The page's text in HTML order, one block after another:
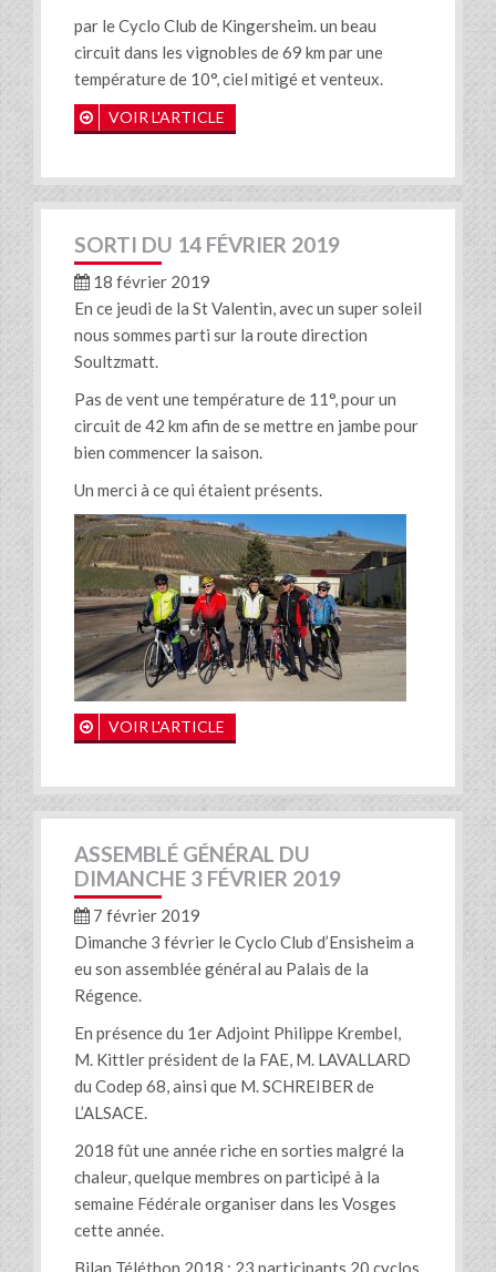
par le Cyclo Club de Kingersheim. un beau
circuit dans les vignobles de 69 km par une
température de 10°, ciel mitigé et venteux.
VOIR L'ARTICLE
SORTI DU 14 FÉVRIER 2019
18 février 2019
En ce jeudi de la St Valentin, avec un super soleil
nous sommes parti sur la route direction
Soultzmatt.
Pas de vent une température de 11°, pour un
circuit de 42 km afin de se mettre en jambe pour
bien commencer la saison.
Un merci à ce qui étaient présents.
VOIR L'ARTICLE
ASSEMBLÉ GÉNÉRAL DU
DIMANCHE 3 FÉVRIER 2019
7 février 2019
Dimanche 3 février le Cyclo Club d’Ensisheim a
eu son assemblée général au Palais de la
Régence.
En présence du 1er Adjoint Philippe Krembel,
M. Kittler président de la FAE, M. LAVALLARD
du Codep 68, ainsi que M. SCHREIBER de
L’ALSACE.
2018 fût une année riche en sorties malgré la
chaleur, quelque membres on participé à la
semaine Fédérale organiser dans les Vosges
cette année.
Bilan Téléthon 2018 : 23 participants 20 cyclos